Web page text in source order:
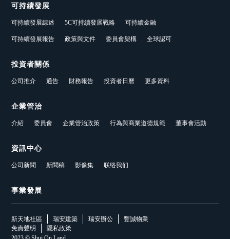
可持續發展
可持續發展綜述 5C可持續發展戰略 可持續金融
可持續發展報告 政策與文件 委員會架構 全球認可
投資者關係
公司推介 通告 財務報告 投資者日曆 更多資料
企業管治
介紹 委員會 企業管治政策 行為與商業道德規範 董事會活動
資訊中心
公司新聞 新聞稿 影像集 联络我们
事業發展
新天地社區 瑞安建築 瑞安辦公
豐誠物業
免責聲明
隱私政策